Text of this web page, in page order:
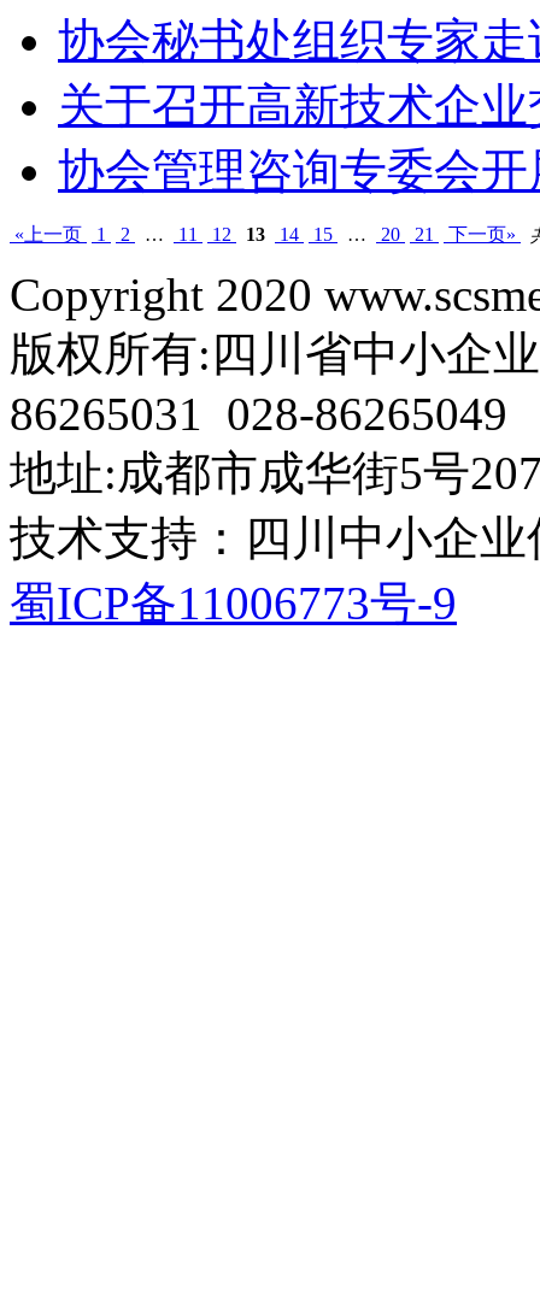
协会秘书处组织专家
关于召开高新技术企
协会管理咨询专委会
«上一页 1 2 … 11 12 13 14 15 … 20 21 下一页»
Copyright 2020
版权所有:四川省中小企
86265031 028-86265049
地址:成都市成华街5号
技术支持：四川中小企
蜀ICP备11006773号-9